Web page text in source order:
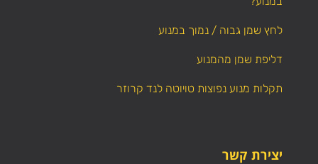
לחץ שמן גבוה / נמוך במנוע
דליפת שמן מהמנוע
תקלות מנוע נפוצות טויוטה לנד קרוזר
יצירת קשר